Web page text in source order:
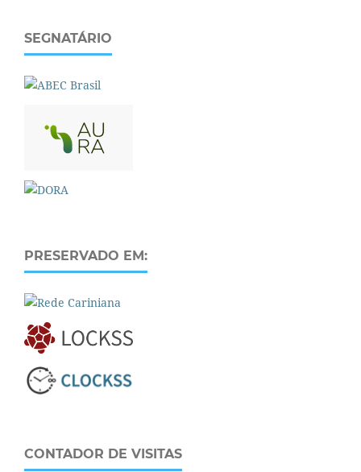
SEGNATÁRIO
PRESERVADO EM:
CONTADOR DE VISITAS